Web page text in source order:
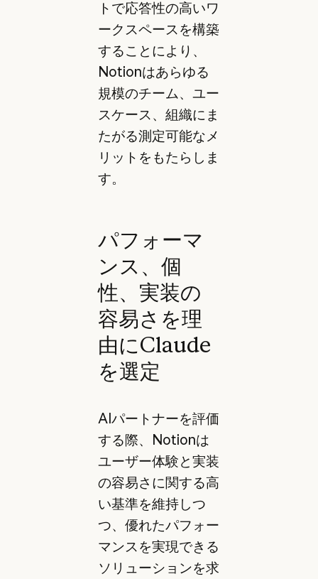
トで応答性の高いワ
ークスペースを構築
することにより、
Notionはあらゆる
規模のチーム、ユー
スケース、組織にま
たがる測定可能なメ
リットをもたらしま
す。
パフォーマ
ンス、個
性、実装の
容易さを理
由にClaude
を選定
AIパートナーを評価
する際、Notionは
ユーザー体験と実装
の容易さに関する高
い基準を維持しつ
つ、優れたパフォー
マンスを実現できる
ソリューションを求